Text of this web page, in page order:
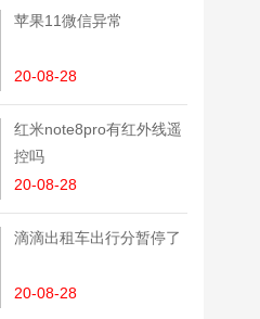
苹果11微信异常
20-08-28
红米note8pro有红外线遥
控吗
20-08-28
滴滴出租车出行分暂停了
20-08-28